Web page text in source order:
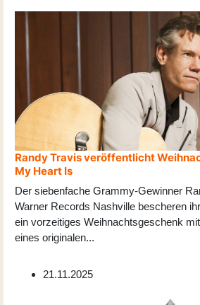
Randy Travis veröffentlicht
My Heart Is
Der siebenfache Grammy-Gewinner
Warner Records Nashville bescheren
ein vorzeitiges Weihnachtsgeschenk
eines originalen...
21.11.2025